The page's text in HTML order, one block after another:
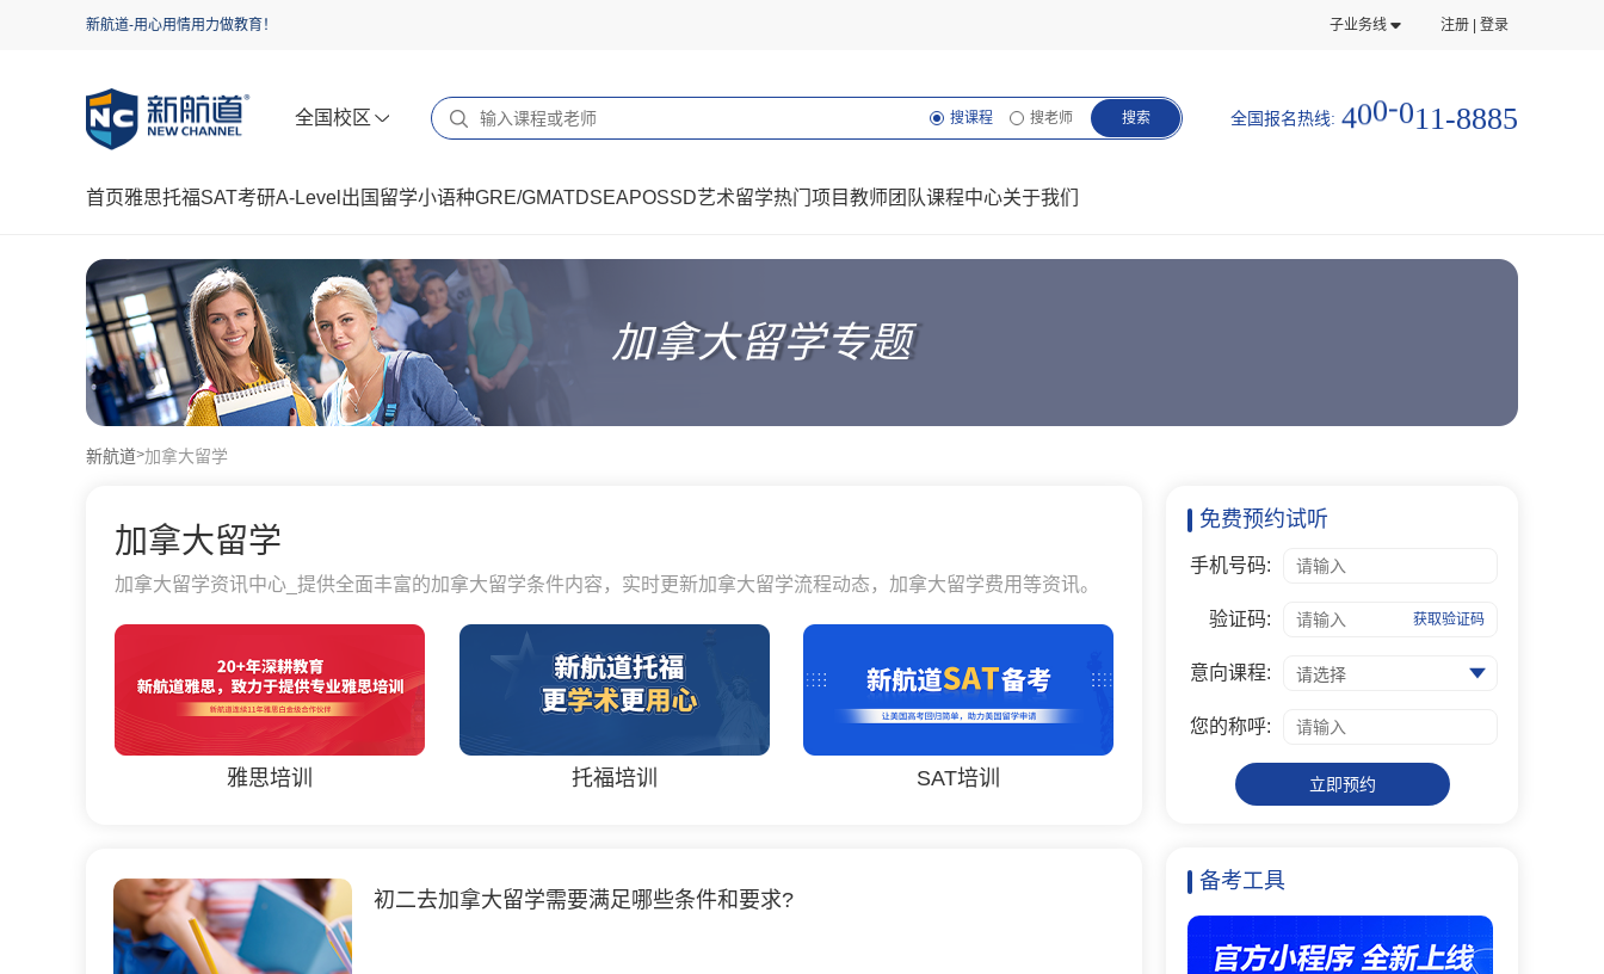
新航道-用心用情用力做教育！ 子业务线 注册 | 登录
全国校区 搜课程 搜老师 搜索 全国报名热线: 400-01 1 -8885
首页雅思托福SAT考研A-Level 出国留学小语种GRE/GMATDSEAPOSSD艺术留学热门项目教师团队课程中心关于我们
加拿大留学专题
新航道>加拿大留学
加拿大留学
加拿大留学资讯中心_提供全面丰富的加拿大留学条件内容，实时更新加拿大留学流程动态，加拿大留学费用等资讯。
雅思培训 托福培训 SAT培训
初二去加拿大留学需要满足哪些条件和要求?
免费预约试听
手机号码:
验证码: 获取验证码
意向课程: 请选择
您的称呼:
立即预约
备考工具